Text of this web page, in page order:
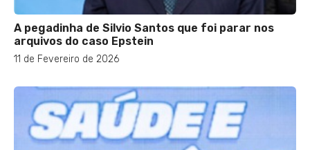
A pegadinha de Silvio Santos que foi parar nos
arquivos do caso Epstein
11 de Fevereiro de 2026